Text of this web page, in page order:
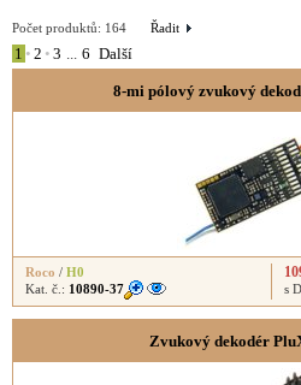
Řadit
Počet produktů: 164
1 • 2 • 3 ... 6 Další
8-mi pólový zvukový
Roco / H0
Kat. č.: 10890-37 s
Zvukový dekodér